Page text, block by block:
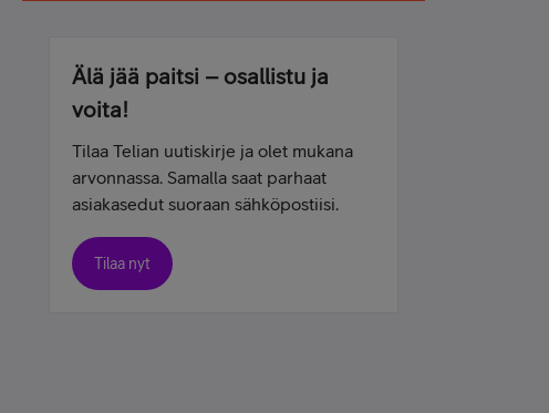
Älä jää paitsi – osallistu ja
voita!
Tilaa Telian uutiskirje ja olet mukana
arvonnassa. Samalla saat parhaat
asiakasedut suoraan sähköpostiisi.
Tilaa nyt